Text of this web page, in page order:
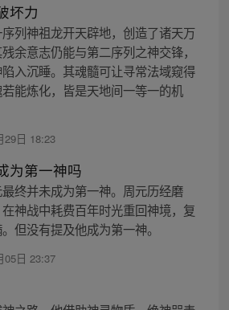
坏力
列神祖龙开天辟地，创造了诸天万
余意志仍能与第二序列之神交锋，
入沉睡。其魂髓可让寻常法域窥得
能炼化，皆是天地间一等一的机
29日 18:23
为第一神吗
终并未成为第一神。周元历经磨
神战中耗费百年时光重回神境，复
但没有提及他成为第一神。
05日 23:37